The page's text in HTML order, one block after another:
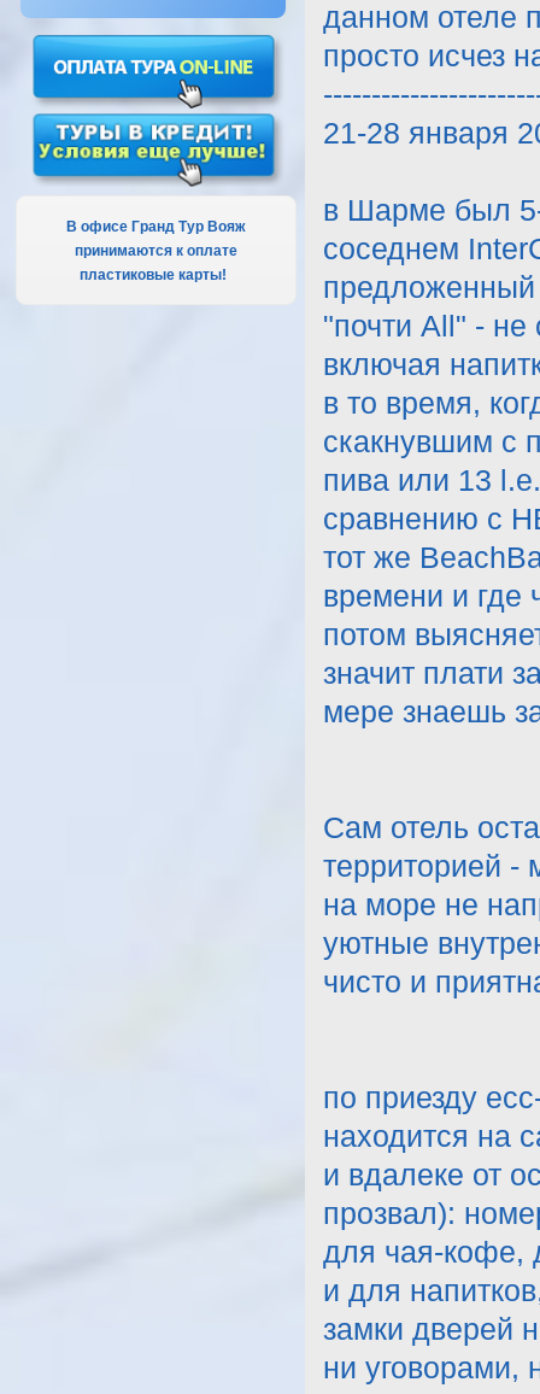
В офисе Гранд Тур Вояж
принимаются к оплате
пластиковые карты!
данном отеле
просто исчез
21-28 января
в Шарме был 5-
соседнем
"почти All" - не
включая
в то время,
скакнувшим с
пива или 13
сравнению с
тот же
времени и где
потом
значит плати
мере знаешь
Сам отель
территорией -
на море не
уютные
чисто и
по приезду
находится на
и вдалеке от
прозвал):
для чая-кофе,
и для
замки дверей
ни уговорами,